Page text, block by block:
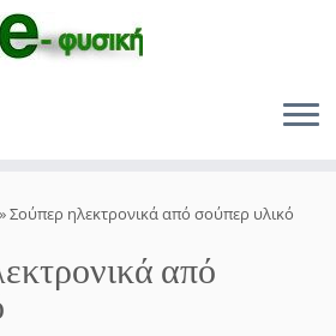
»Σούπερ ηλεκτρονικά από σούπερ υλικό
από